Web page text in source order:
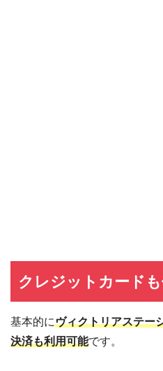
クレジットカード
基本的にヴィクトリアステー
決済も利用可能です。